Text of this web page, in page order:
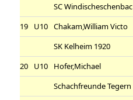
SC Windischeschenbac
19
U10 Chakam,William Victo
SK Kelheim 1920
20
U10 Hofer,Michael
Schachfreunde Tegern